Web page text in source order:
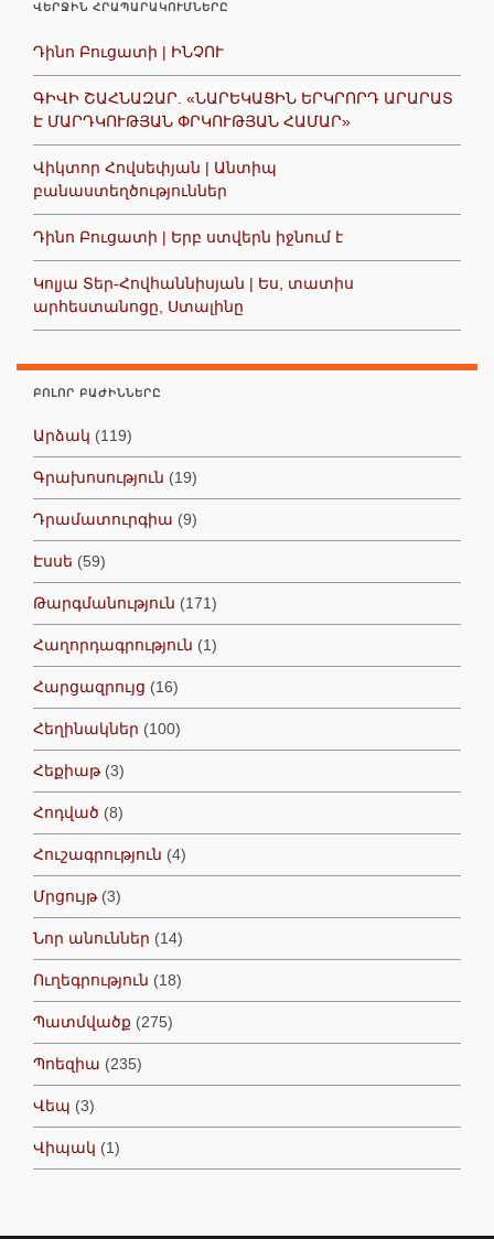
ՎԵՐՋԻՆ ՀՐԱՊԱՐԱԿՈՒՄՆԵՐԸ
Դինո Բուցատի | ԻՆՉՈՒ
ԳԻՎԻ ՇԱՀՆԱԶԱՐ. «ՆԱՐԵԿԱՑԻՆ ԵՐԿՐՈՐԴ ԱՐԱՐԱՏ
Է ՄԱՐԴԿՈՒԹՅԱՆ ՓՐԿՈՒԹՅԱՆ ՀԱՄԱՐ»
Վիկտոր Հովսեփյան | Անտիպ
բանաստեղծություններ
Դինո Բուցատի | Երբ ստվերն իջնում է
Կոլյա Տեր-Հովհաննիսյան | Ես, տատիս
արհեստանոցը, Ստալինը
ԲՈԼՈՐ ԲԱԺԻՆՆԵՐԸ
Արձակ (119)
Գրախոսություն (19)
Դրամատուրգիա (9)
Էսսե (59)
Թարգմանություն (171)
Հաղորդագրություն (1)
Հարցազրույց (16)
Հեղինակներ (100)
Հեքիաթ(3)
Հոդված (8)
Հուշագրություն (4)
Մրցույթ(3)
Նոր անուններ (14)
Ուղեգրություն (18)
Պատմվածք (275)
Պոեզիա (235)
Վեպ (3)
Վիպակ (1)